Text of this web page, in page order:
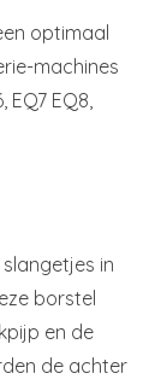
optimaal
machines
EQ8,
in
borstel
en de
de achter